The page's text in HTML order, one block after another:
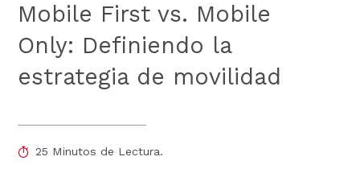
Mobile First vs. Mobile
Only: Definiendo la
estrategia de movilidad
25 Minutos de Lectura.